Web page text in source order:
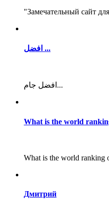
"Замечательный сайт
افضل ...
افضل جام...
What is the world
What is the world ranking
Дмитрий